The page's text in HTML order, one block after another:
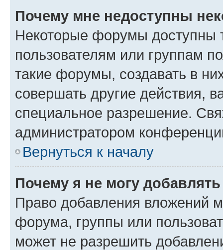
Почему мне недоступны
Некоторые форумы доступны
пользователям или группам
такие форумы, создавать в
совершать другие действия,
специальное разрешение.
администратором
Вернуться к началу
Почему я не могу
Право добавления вложений
форума, группы или
может не разрешить